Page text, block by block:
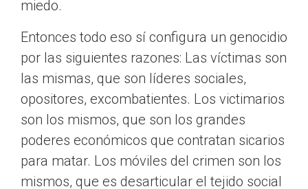
miedo.
Entonces todo eso sí configura un genocidio
por las siguientes razones: Las víctimas son
las mismas, que son líderes sociales,
opositores, excombatientes. Los victimarios
son los mismos, que son los grandes
poderes económicos que contratan sicarios
para matar. Los móviles del crimen son los
mismos, que es desarticular el tejido social